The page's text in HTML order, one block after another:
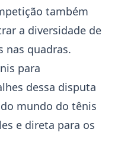
também
a diversidade de
nas quadras.
para
dessa disputa
mundo do tênis
e direta para os